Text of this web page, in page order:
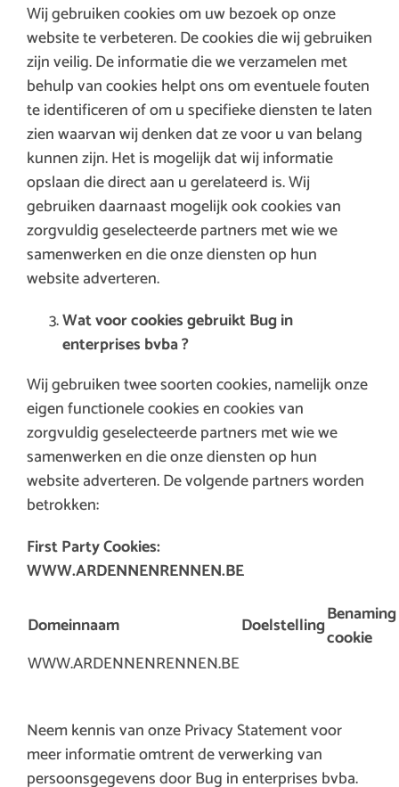
Wij gebruiken cookies om uw bezoek op onze
website te verbeteren. De cookies die wij gebruiken
zijn veilig. De informatie die we verzamelen met
behulp van cookies helpt ons om eventuele fouten
te identificeren of om u specifieke diensten te laten
zien waarvan wij denken dat ze voor u van belang
kunnen zijn. Het is mogelijk dat wij informatie
opslaan die direct aan u gerelateerd is. Wij
gebruiken daarnaast mogelijk ook cookies van
zorgvuldig geselecteerde partners met wie we
samenwerken en die onze diensten op hun
website adverteren.
Wat voor cookies gebruikt Bug in
enterprises bvba ?
Wij gebruiken twee soorten cookies, namelijk onze
eigen functionele cookies en cookies van
zorgvuldig geselecteerde partners met wie we
samenwerken en die onze diensten op hun
website adverteren. De volgende partners worden
betrokken:
First Party Cookies:
WWW.ARDENNENRENNEN.BE
Domeinnaam DoelstellingBenaming
cookie
WWW.ARDENNENRENNEN.BE
Neem kennis van onze Privacy Statement voor
meer informatie omtrent de verwerking van
persoonsgegevens door Bug in enterprises bvba.